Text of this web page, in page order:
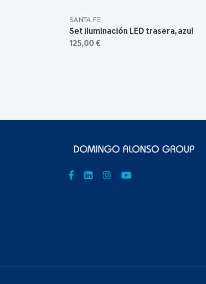
SANTA FE
Set iluminación LED trasera, azul
125,00 €